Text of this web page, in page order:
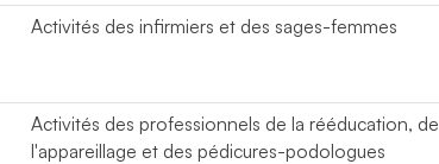
Activités des infirmiers et des sages-femmes
Activités des professionnels de la rééducation, de
l'appareillage et des pédicures-podologues